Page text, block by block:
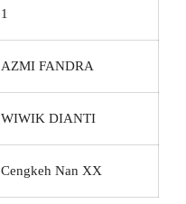
1
AZMI FANDRA
WIWIK DIANTI
Cengkeh Nan XX